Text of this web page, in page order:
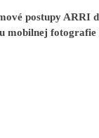
postupy ARRI
mobilnej fotografie